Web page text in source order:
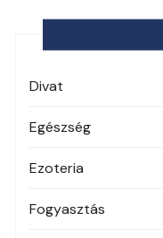
Divat
Egészség
Ezoteria
Fogyasztás